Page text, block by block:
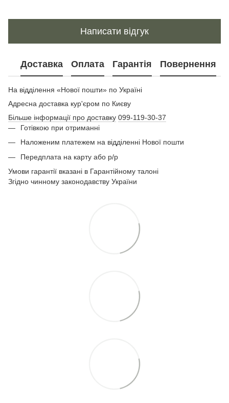
Написати відгук
Доставка Оплата Гарантія Повернення
На відділення «Нової пошти» по Україні
Адресна доставка кур'єром по Києву
Більше інформації про доставку 099-119-30-37
Готівкою при отриманні
Наложеним платежем на відділенні Нової пошти
Передплата на карту або р/р
Умови гарантії вказані в Гарантійному талоні
Згідно чинному законодавству України